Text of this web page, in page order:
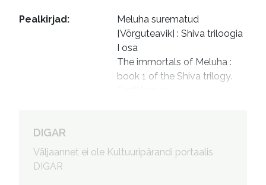
Pealkirjad:
Meluha surematud
[Võrguteavik] : Shiva triloogia
I osa
The immortals of Meluha :
book 1 of the Shiva trilogy.
DIGAR
Väljaannet ei ole Kultuuripärandi portaalis
DIGAR